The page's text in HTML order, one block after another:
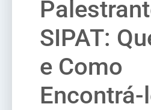
SIPAT:
e Como
Encontrá-